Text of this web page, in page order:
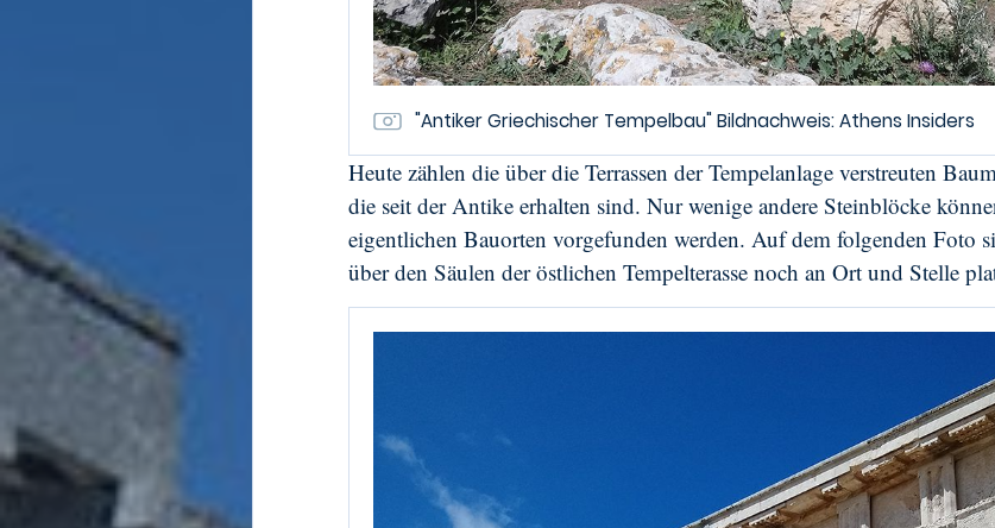
"Antiker Griechischer Tempelbau" Bildnachweis: Athens Insiders
Heute zählen die über die Terrassen der Tempelanlage verstreuten
die seit der Antike erhalten sind. Nur wenige andere Steinblöcke
eigentlichen Bauorten vorgefunden werden. Auf dem folgenden Foto
über den Säulen der östlichen Tempelterasse noch an Ort und Stelle